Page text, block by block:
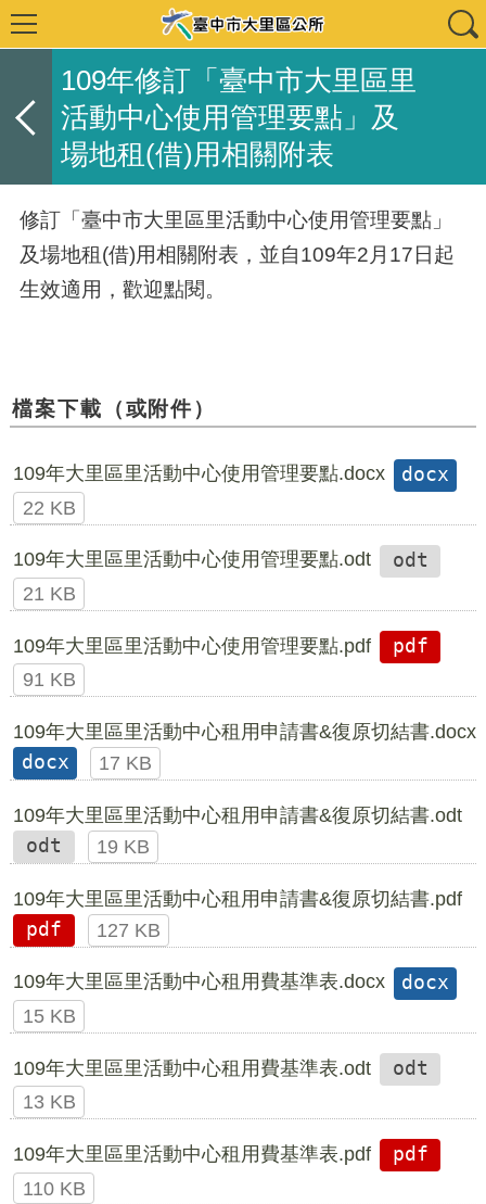
109年修訂「臺中市大里區里
活動中心使用管理要點」及
場地租(借)用相關附表
修訂「臺中市大里區里活動中心使用管理要點」
及場地租(借)用相關附表，並自109年2月17日起
生效適用，歡迎點閱。
檔案下載（或附件）
109年大里區里活動中心使用管理要點.docx
docx
22 KB
109年大里區里活動中心使用管理要點.odt
odt
21 KB
109年大里區里活動中心使用管理要點.pdf
pdf
91 KB
109年大里區里活動中心租用申請書&復原切結書.docx
docx
17 KB
109年大里區里活動中心租用申請書&復原切結書.odt
odt
19 KB
109年大里區里活動中心租用申請書&復原切結書.pdf
pdf
127 KB
109年大里區里活動中心租用費基準表.docx
docx
15 KB
109年大里區里活動中心租用費基準表.odt
odt
13 KB
109年大里區里活動中心租用費基準表.pdf
pdf
110 KB